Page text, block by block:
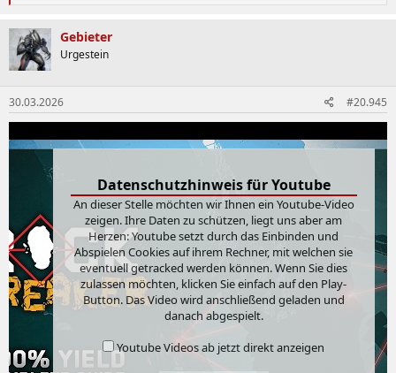
k
t
i
o
n
e
n
Gebieter
Urgestein
30.03.2026 #20.945
Datenschutzhinweis für Youtube
An dieser Stelle möchten wir Ihnen ein Youtube-Video
zeigen. Ihre Daten zu schützen, liegt uns aber am
Herzen: Youtube setzt durch das Einbinden und
Abspielen Cookies auf ihrem Rechner, mit welchen sie
eventuell getracked werden können. Wenn Sie dies
zulassen möchten, klicken Sie einfach auf den Play-
Button. Das Video wird anschließend geladen und
danach abgespielt.
Youtube Videos ab jetzt direkt anzeigen